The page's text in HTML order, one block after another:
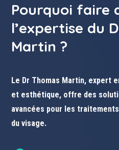
Pourquoi faire
l’expertise du
Martin ?
Le Dr Thomas Martin, expert
et esthétique, offre des
avancées pour les
du visage.